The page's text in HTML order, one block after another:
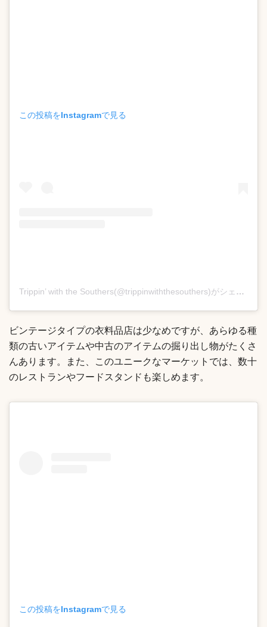
この投稿をInstagramで見る
Trippin’ with the Southers(@trippinwiththesouthers)がシェアした投稿
ビンテージタイプの衣料品店は少なめですが、あらゆる種
類の古いアイテムや中古のアイテムの掘り出し物がたくさ
んあります。また、このユニークなマーケットでは、数十
のレストランやフードスタンドも楽しめます。
この投稿をInstagramで見る